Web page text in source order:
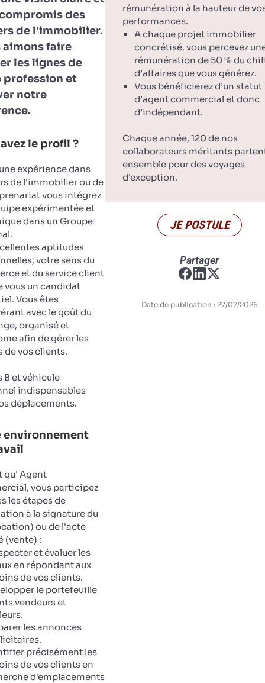
des
de l'immobilier.
aimons faire
les lignes de
profession et
notre
le profil ?
expérience dans
de l'immobilier ou de
vous intégrez
expérimentée et
dans un Groupe
aptitudes
votre sens du
et du service client
vous un candidat
Vous êtes
avec le goût du
organisé et
afin de gérer les
de vos clients.
B et véhicule
indispensables
déplacements.
environnement
qu' Agent
vous participez
les étapes de
à la signature du
ou de l'acte
(vente) :
et évaluer les
en répondant aux
de vos clients.
le portefeuille
vendeurs et
les annonces
précisément les
de vos clients en
d'emplacements
rémunération à la hauteur de
performances.
A chaque projet immobilier
concrétisé, vous percevez
rémunération de 50 % du
d’affaires que vous générez.
Vous bénéficierez d’un statut
d’agent commercial et donc
d’indépendant.
Chaque année, 120 de nos
collaborateurs méritants
ensemble pour des voyages
d'exception.
JE POSTULE
Partager
Date de publication : 27/07/2026